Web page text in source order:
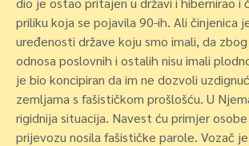
priliku koja se pojavila 90-ih. Ali činjenica
uređenosti države koju smo imali, da
odnosa poslovnih i ostalih nisu imali
je bio koncipiran da im ne dozvoli
zemljama s fašističkom prošlošću. U
rigidnija situacija. Navest ću primjer
prijevozu nosila fašističke parole. Vozač